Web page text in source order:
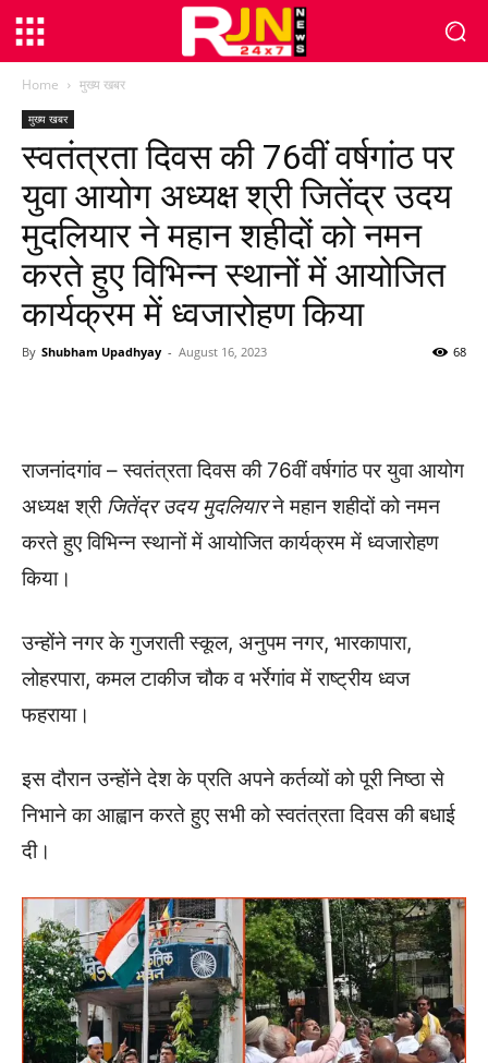
Home मुख्य खबर
मुख्य खबर
स्वतंत्रता दिवस की 76वीं वर्षगांठ पर
युवा आयोग अध्यक्ष श्री जितेंद्र उदय
मुदलियार ने महान शहीदों को नमन
करते हुए विभिन्न स्थानों में आयोजित
कार्यक्रम में ध्वजारोहण किया
By Shubham Upadhyay - August 16, 2023 68
राजनांदगांव – स्वतंत्रता दिवस की 76वीं वर्षगांठ पर युवा आयोग
अध्यक्ष श्री जितेंद्र उदय मुदलियारने महान शहीदों को नमन
करते हुए विभिन्न स्थानों में आयोजित कार्यक्रम में ध्वजारोहण
किया।
उन्होंने नगर के गुजराती स्कूल, अनुपम नगर, भारकापारा,
लोहरपारा, कमल टाकीज चौक व भर्रेगांव में राष्ट्रीय ध्वज
फहराया।
इस दौरान उन्होंने देश के प्रति अपने कर्तव्यों को पूरी निष्ठा से
निभाने का आह्वान करते हुए सभी को स्वतंत्रता दिवस की बधाई
दी।